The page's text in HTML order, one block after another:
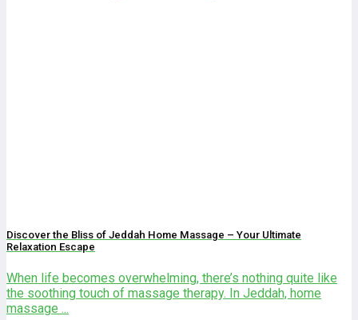
Discover the Bliss of Jeddah Home Massage – Your Ultimate
Relaxation Escape
When life becomes overwhelming, there’s nothing quite like
the soothing touch of massage therapy. In Jeddah, home
massage ...